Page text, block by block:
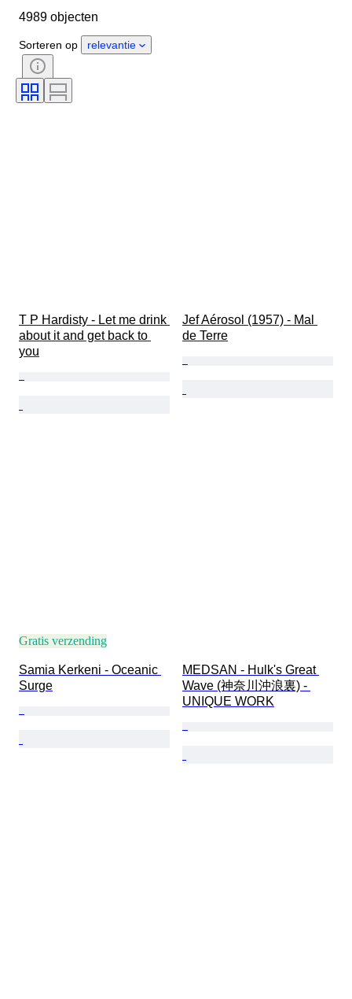
Locatie
Handtekening
Verkocht door
4989 objecten
Sorteren op relevantie
T P Hardisty - Let me drink
about it and get back to
you
Jef Aérosol (1957) - Mal
de Terre
Gratis verzending
Samia Kerkeni - Oceanic
Surge
MEDSAN - Hulk's Great
Wave (神奈川沖浪裏) -
UNIQUE WORK